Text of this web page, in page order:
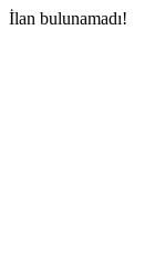
İlan bulunamadı!